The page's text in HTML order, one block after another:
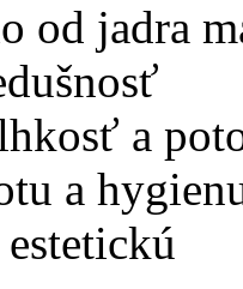
od jadra
a
a